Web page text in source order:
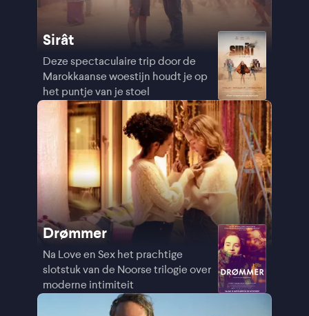
Sirât
Deze spectaculaire trip door de
Marokkaanse woestijn houdt je op
het puntje van je stoel
Drømmer
Na Love en Sex het prachtige
slotstuk van de Noorse trilogie over
moderne intimiteit